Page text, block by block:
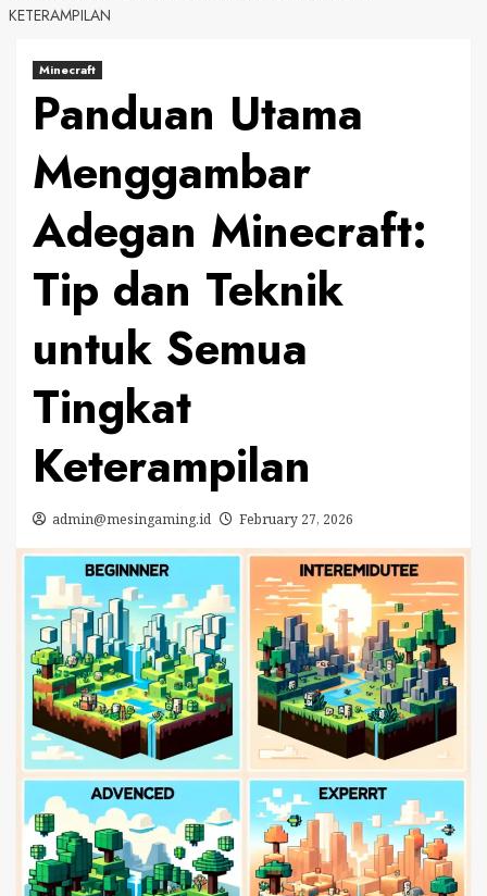
KETERAMPILAN
Minecraft
Panduan Utama
Menggambar
Adegan Minecraft:
Tip dan Teknik
untuk Semua
Tingkat
Keterampilan
admin@mesingaming.id February 27, 2026